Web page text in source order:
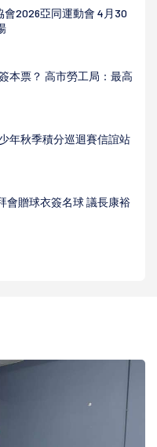
會2026亞同運動會 4月30
本票？ 高市勞工局：最高
年秋季積分巡迴賽信誼站
會贈球衣簽名球 議長康裕